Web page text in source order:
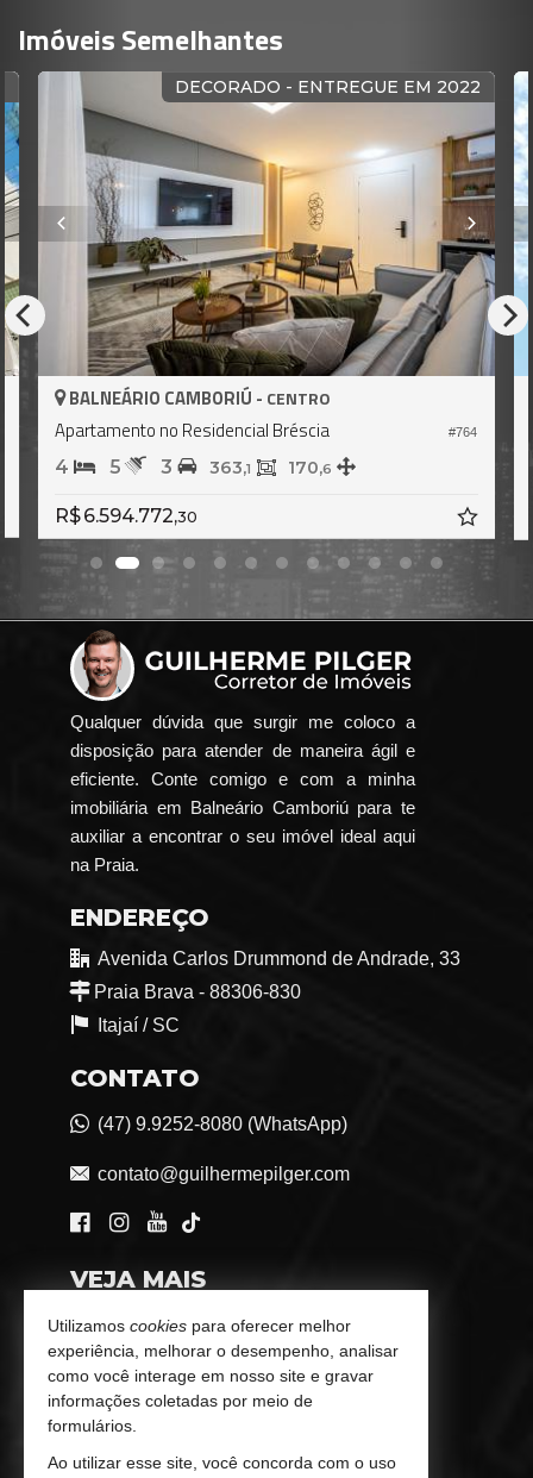
Imóveis Semelhantes
DECORADO - ENTREGUE EM 2022
#764
BALNEÁRIO CAMBORIÚ - CENTRO
Apartamento no Residencial Bréscia
4 5 3 363,1 170,6
R$ 6.594.772,30
Qualquer dúvida que surgir me coloco a
disposição para atender de maneira ágil e
eficiente. Conte comigo e com a minha
imobiliária em Balneário Camboriú para te
auxiliar a encontrar o seu imóvel ideal aqui
na Praia.
ENDEREÇO
Avenida Carlos Drummond de Andrade, 33
Praia Brava - 88306-830
Itajaí / SC
CONTATO
(47) 9.9252-8080 (WhatsApp)
contato@guilhermepilger.com
VEJA MAIS
Consultoria Imobiliária Personalizada
trabalhe conosco
Indicadores Financeiros
Utilizamos cookies para oferecer melhor
experiência, melhorar o desempenho, analisar
como você interage em nosso site e gravar
informações coletadas por meio de
formulários.
Ao utilizar esse site, você concorda com o uso